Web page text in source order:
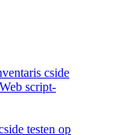
cside
Web script-
testen op